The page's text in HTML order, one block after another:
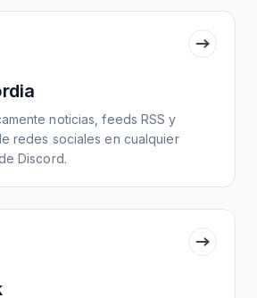
noticias, feeds RSS y
redes sociales en cualquier
Discord.